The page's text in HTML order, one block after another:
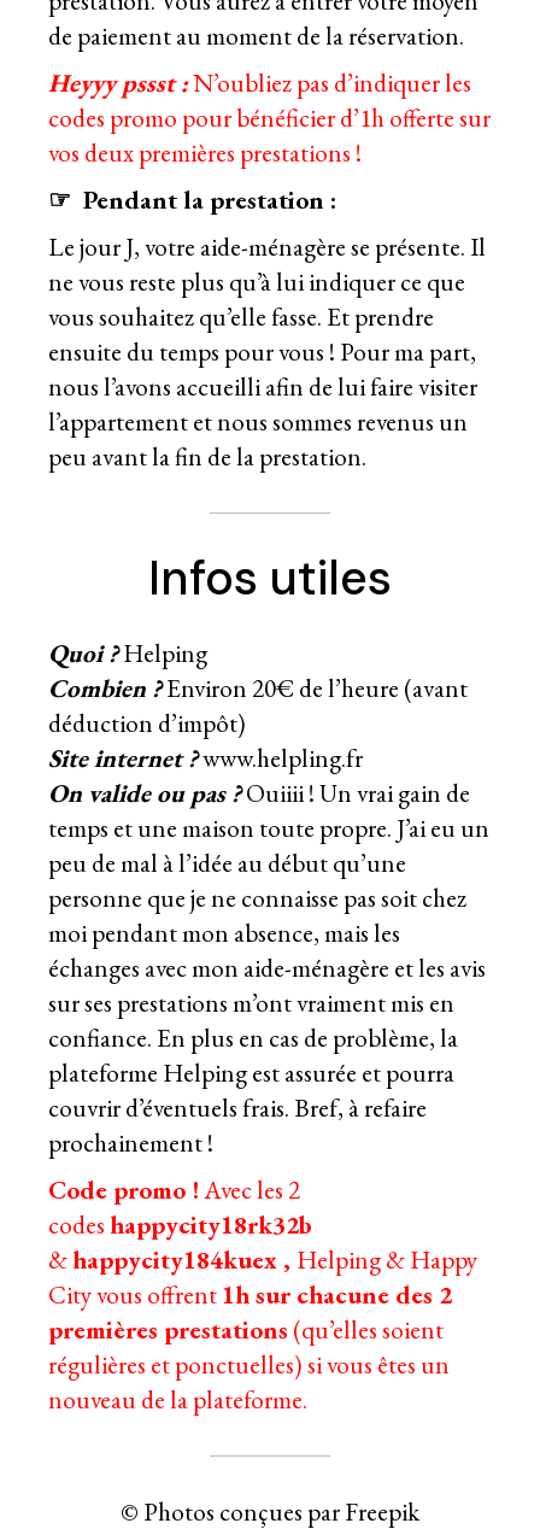
de paiement au moment de la réservation.
Heyyy pssst :N’oubliez pas d’indiquer les
codes promo pour bénéficier d’1h offerte sur
vos deux premières prestations !
☞ Pendant la prestation :
Le jour J, votre aide-ménagère se présente. Il
ne vous reste plus qu’à lui indiquer ce que
vous souhaitez qu’elle fasse. Et prendre
ensuite du temps pour vous ! Pour ma part,
nous l’avons accueilli afin de lui faire visiter
l’appartement et nous sommes revenus un
peu avant la fin de la prestation.
Infos utiles
Quoi ?Helping
Combien ?Environ 20€ de l’heure (avant
déduction d’impôt)
Site internet ?www.helpling.fr
On valide ou pas ?Ouiiii ! Un vrai gain de
temps et une maison toute propre. J’ai eu un
peu de mal à l’idée au début qu’une
personne que je ne connaisse pas soit chez
moi pendant mon absence, mais les
échanges avec mon aide-ménagère et les avis
sur ses prestations m’ont vraiment mis en
confiance. En plus en cas de problème, la
plateforme Helping est assurée et pourra
couvrir d’éventuels frais. Bref, à refaire
prochainement !
Code promo !Avec les 2
codeshappycity18rk32b
&happycity184kuex , Helping & Happy
City vous offrent1h sur chacune des 2
premières prestations (qu’elles soient
régulières et ponctuelles) si vous êtes un
nouveau de la plateforme.
© Photos conçues par Freepik